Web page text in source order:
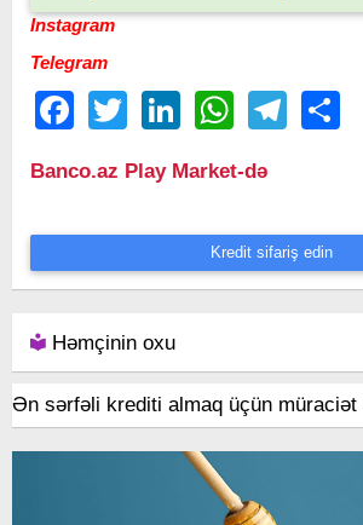
Instagram
Telegram
FacebookTwitter LinkedIn WhatsAppTelegram
Banco.az Play Market-də
Kredit sifariş edin
Həmçinin oxu
Ən sərfəli krediti almaq üçün müraciət